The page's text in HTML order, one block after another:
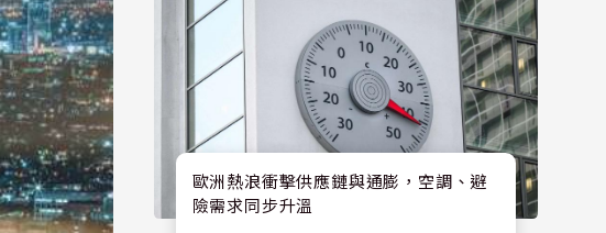
歐洲熱浪衝擊供應鏈與通膨，空調、避
險需求同步升溫